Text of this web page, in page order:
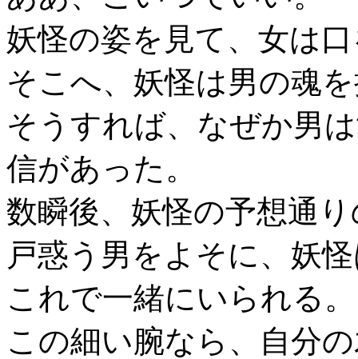
妖怪の姿を見て、女は
そこへ、妖怪は男の魂
そうすれば、なぜか男
信があった。
数瞬後、妖怪の予想通
戸惑う男をよそに、妖
これで一緒にいられる。
この細い腕なら、自分